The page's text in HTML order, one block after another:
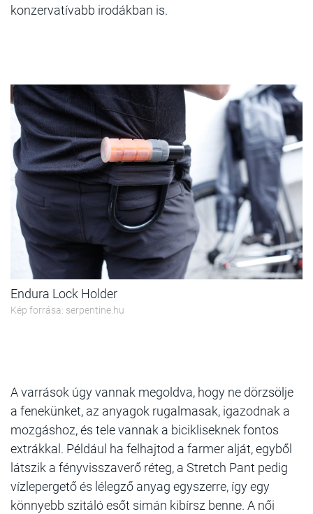
konzervatívabb irodákban is.
Endura Lock Holder
Kép forrása: serpentine.hu
A varrások úgy vannak megoldva, hogy ne dörzsölje
a fenekünket, az anyagok rugalmasak, igazodnak a
mozgáshoz, és tele vannak a bicikliseknek fontos
extrákkal. Például ha felhajtod a farmer alját, egyből
látszik a fényvisszaverő réteg, a Stretch Pant pedig
vízlepergető és lélegző anyag egyszerre, így egy
könnyebb szitáló esőt simán kibírsz benne. A női